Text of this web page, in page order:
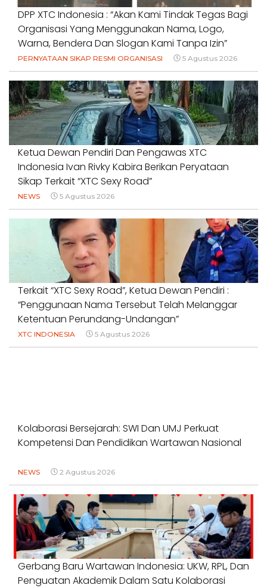
DPP XTC Indonesia : “Akan Kami Tindak Tegas Bagi
Organisasi Yang Menggunakan Nama, Logo,
Warna, Bendera Dan Slogan Kami Tanpa Izin”
PERNYATAAN SIKAP RESMI ORGANISASI 5 Agustus 2026
Ketua Dewan Pendiri Dan Pengawas XTC
Indonesia Ivan Rivky Kabira Berikan Peryataan
Sikap Terkait “XTC Sexy Road”
NEWS 5 Agustus 2026
Terkait “XTC Sexy Road”, Ketua Dewan Pendiri :
“Penggunaan Nama Tersebut Telah Melanggar
Ketentuan Perundang-Undangan”
XTC INDONESIA 5 Agustus 2026
Kolaborasi Bersejarah: SWI Dan UMJ Perkuat
Kompetensi Dan Pendidikan Wartawan Nasional
NEWS 2 Agustus 2026
Gerbang Baru Wartawan Indonesia: UKW, RPL, Dan
Penguatan Akademik Dalam Satu Kolaborasi